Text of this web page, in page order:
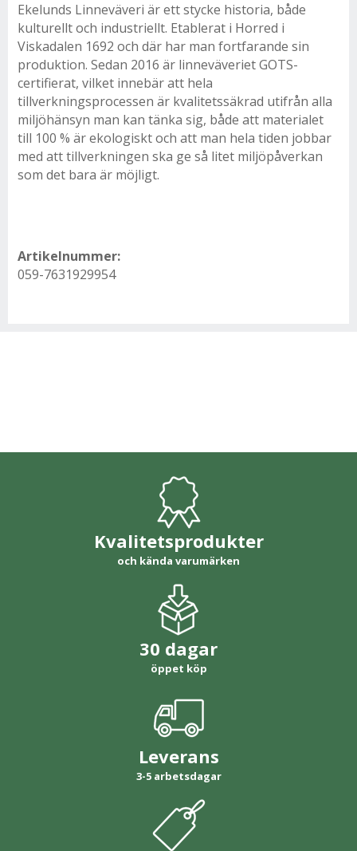
Ekelunds Linneväveri är ett stycke historia, både
kulturellt och industriellt. Etablerat i Horred i
Viskadalen 1692 och där har man fortfarande sin
produktion. Sedan 2016 är linneväveriet GOTS-
certifierat, vilket innebär att hela
tillverkningsprocessen är kvalitetssäkrad utifrån alla
miljöhänsyn man kan tänka sig, både att materialet
till 100 % är ekologiskt och att man hela tiden jobbar
med att tillverkningen ska ge så litet miljöpåverkan
som det bara är möjligt.
Artikelnummer:
059-7631929954
Kvalitetsprodukter
och kända varumärken
30 dagar
öppet köp
Leverans
3-5 arbetsdagar